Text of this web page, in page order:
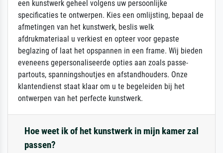
een kunstwerk geheel volgens uw persoonlijke
specificaties te ontwerpen. Kies een omlijsting, bepaal de
afmetingen van het kunstwerk, beslis welk
afdrukmateriaal u verkiest en opteer voor gepaste
beglazing of laat het opspannen in een frame. Wij bieden
eveneens gepersonaliseerde opties aan zoals passe-
partouts, spanningshoutjes en afstandhouders. Onze
klantendienst staat klaar om u te begeleiden bij het
ontwerpen van het perfecte kunstwerk.
Hoe weet ik of het kunstwerk in mijn kamer zal
passen?